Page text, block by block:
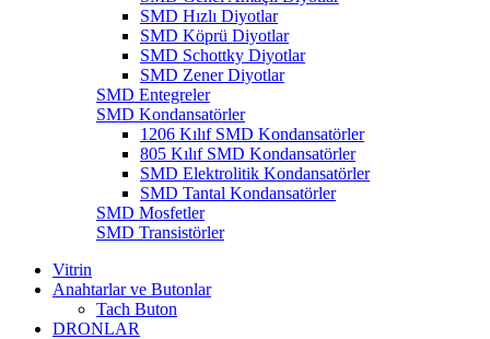
SMD Hızlı Diyotlar
SMD Köprü Diyotlar
SMD Schottky Diyotlar
SMD Zener Diyotlar
SMD Entegreler
SMD Kondansatörler
1206 Kılıf SMD Kondansatörler
805 Kılıf SMD Kondansatörler
SMD Elektrolitik Kondansatörler
SMD Tantal Kondansatörler
SMD Mosfetler
SMD Transistörler
Vitrin
Anahtarlar ve Butonlar
Tach Buton
DRONLAR